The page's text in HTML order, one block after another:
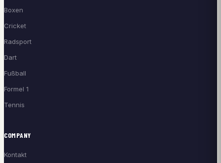
Boxen
Cricket
Radsport
Dart
Fußball
Formel 1
Tennis
COMPANY
Kontakt